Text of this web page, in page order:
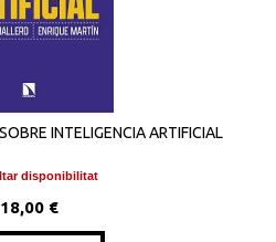
INTELIGENCIA ARTIFICIAL
disponibilitat
18,00 €